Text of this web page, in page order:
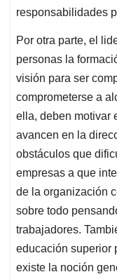
responsabilidades
Por otra parte, el
personas la
visión para ser
comprometerse a
ella, deben motivar
avancen en la
obstáculos que
empresas a que
de la organización
sobre todo
trabajadores.
educación superior
existe la noción